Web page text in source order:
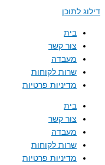
דילוג לתוכן
בית
צור קשר
מעבדה
שרות לקוחות
מדיניות פרטיות
בית
צור קשר
מעבדה
שרות לקוחות
מדיניות פרטיות